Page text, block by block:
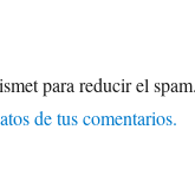
para reducir el
de tus comentarios.